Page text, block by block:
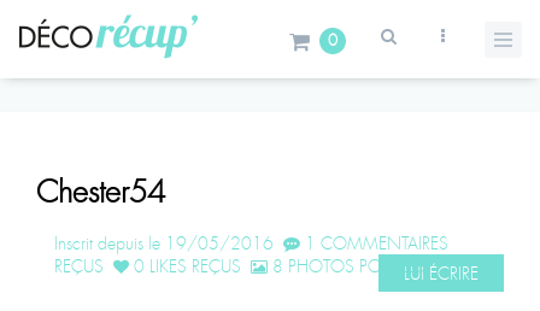
0
Chester54
Inscrit depuis le 19/05/2016
1 COMMENTAIRES
REÇUS
0 LIKES REÇUS 8 PHOTOS POSTÉESLUI ÉCRIRE